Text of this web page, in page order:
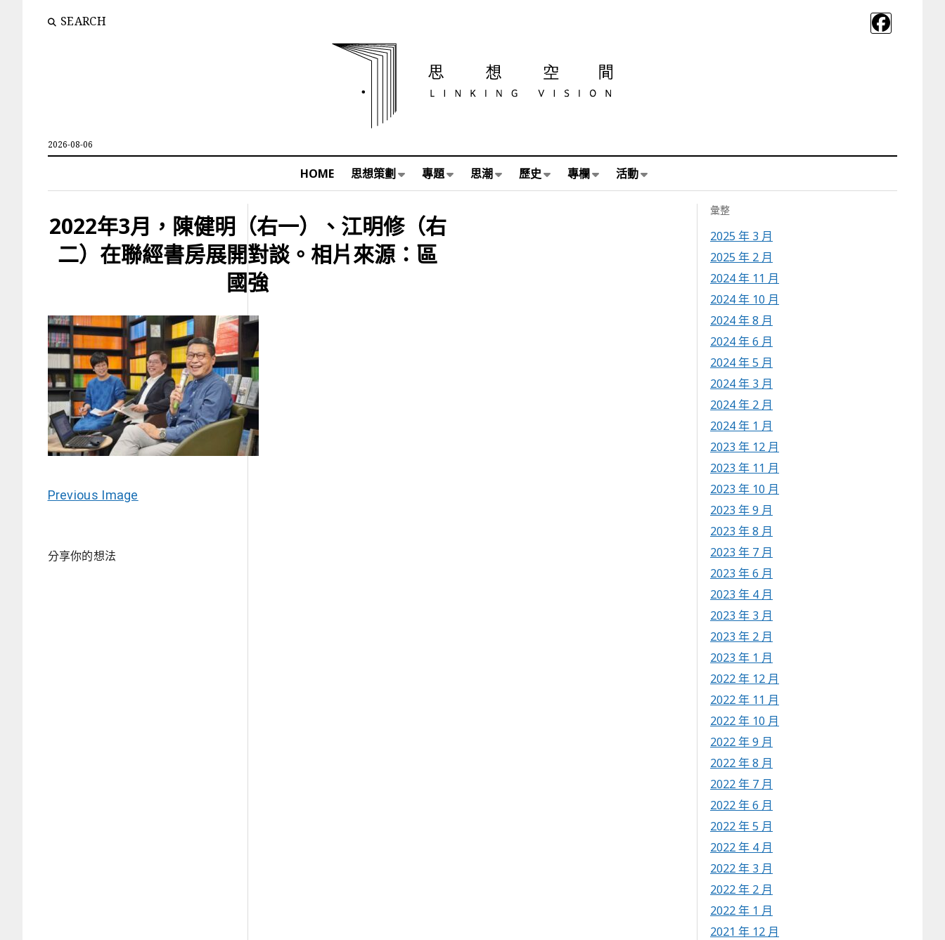
SEARCH
2026-08-06
HOME 思想策劃 專題 思潮 歷史 專欄 活動
2022年3月，陳健明（右一）、江明修（右
二）在聯經書房展開對談。相片來源：區
國強
Previous Image
分享你的想法
彙整
2025 年 3 月
2025 年 2 月
2024 年 11 月
2024 年 10 月
2024 年 8 月
2024 年 6 月
2024 年 5 月
2024 年 3 月
2024 年 2 月
2024 年 1 月
2023 年 12 月
2023 年 11 月
2023 年 10 月
2023 年 9 月
2023 年 8 月
2023 年 7 月
2023 年 6 月
2023 年 4 月
2023 年 3 月
2023 年 2 月
2023 年 1 月
2022 年 12 月
2022 年 11 月
2022 年 10 月
2022 年 9 月
2022 年 8 月
2022 年 7 月
2022 年 6 月
2022 年 5 月
2022 年 4 月
2022 年 3 月
2022 年 2 月
2022 年 1 月
2021 年 12 月